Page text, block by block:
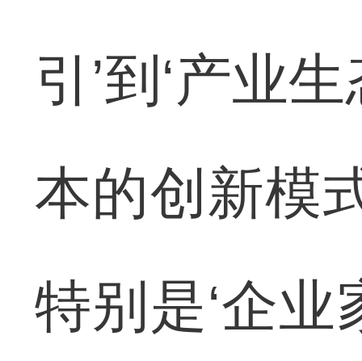
引’到‘产业
本的创新模
特别是‘企